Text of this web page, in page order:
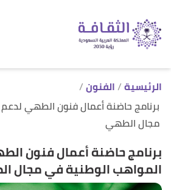
الرئيسية الفنون
برنامج حاضنة أعمال فنون الطهي
مجال الطهي
برنامج حاضنة أعمال فنون
المواهب الوطنية في مجال